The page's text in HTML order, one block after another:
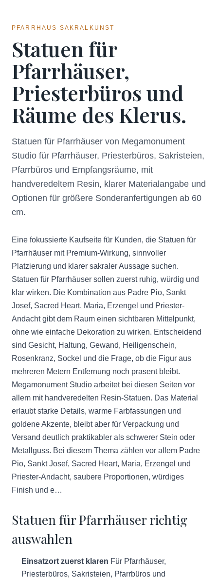
PFARRHAUS SAKRALKUNST
Statuen für
Pfarrhäuser,
Priesterbüros und
Räume des Klerus.
Statuen für Pfarrhäuser von Megamonument
Studio für Pfarrhäuser, Priesterbüros, Sakristeien,
Pfarrbüros und Empfangsräume, mit
handveredeltem Resin, klarer Materialangabe und
Optionen für größere Sonderanfertigungen ab 60
cm.
Eine fokussierte Kaufseite für Kunden, die Statuen für
Pfarrhäuser mit Premium-Wirkung, sinnvoller
Platzierung und klarer sakraler Aussage suchen.
Statuen für Pfarrhäuser sollen zuerst ruhig, würdig und
klar wirken. Die Kombination aus Padre Pio, Sankt
Josef, Sacred Heart, Maria, Erzengel und Priester-
Andacht gibt dem Raum einen sichtbaren Mittelpunkt,
ohne wie einfache Dekoration zu wirken. Entscheidend
sind Gesicht, Haltung, Gewand, Heiligenschein,
Rosenkranz, Sockel und die Frage, ob die Figur aus
mehreren Metern Entfernung noch prasent bleibt.
Megamonument Studio arbeitet bei diesen Seiten vor
allem mit handveredelten Resin-Statuen. Das Material
erlaubt starke Details, warme Farbfassungen und
goldene Akzente, bleibt aber für Verpackung und
Versand deutlich praktikabler als schwerer Stein oder
Metallguss. Bei diesem Thema zählen vor allem Padre
Pio, Sankt Josef, Sacred Heart, Maria, Erzengel und
Priester-Andacht, saubere Proportionen, würdiges
Finish und e…
Statuen für Pfarrhäuser richtig
auswahlen
Einsatzort zuerst klaren Für Pfarrhäuser,
Priesterbüros, Sakristeien, Pfarrbüros und